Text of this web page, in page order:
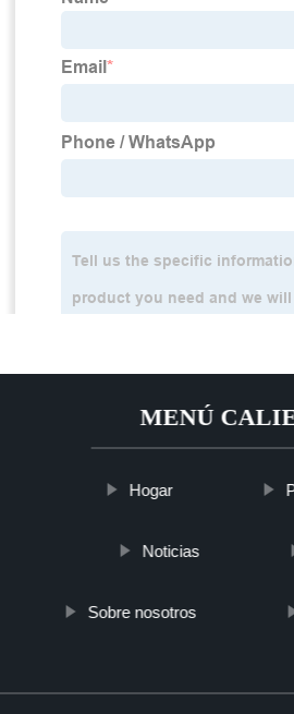
MENÚ
Hogar
Noticias
Sobre nosotros